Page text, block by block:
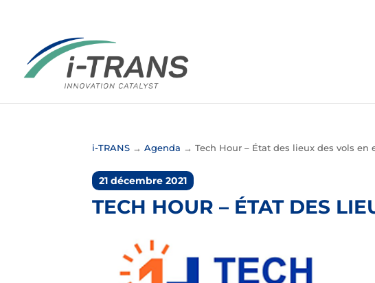
i-TRANS →Agenda →Tech Hour – État des lieux des vols en
21 décembre 2021
TECH HOUR – ÉTAT DES